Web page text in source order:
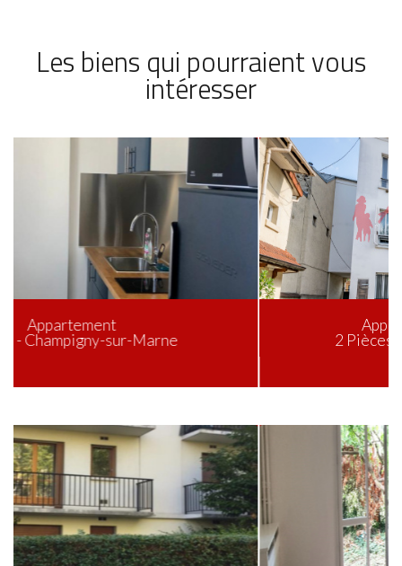
Les biens qui pourraient vous
intéresser
Appartement de 37.81 m²
2 Pièces - Champigny-sur-Marne